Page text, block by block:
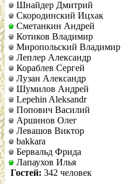
Шнайдер Дмитрий
Скородинский Ицхак
Сметанкин Андрей
Котиков Владимир
Миропольский Владимир
Леплер Александр
Кораблев Сергей
Лузан Александр
Шумилов Андрей
Lepehin Aleksandr
Попович Василий
Аршинов Олег
Левашов Виктор
bakkara
Бервальд Фрида
Лапаухов Илья
Гостей: 342 человек